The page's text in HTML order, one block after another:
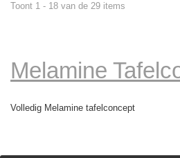
Toont 1 - 18 van de 29 items
Melamine
Volledig Melamine tafelconcept